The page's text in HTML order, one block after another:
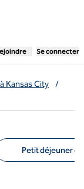
un nouvel
Se connecter
Kansas City
/
Petit déjeuner